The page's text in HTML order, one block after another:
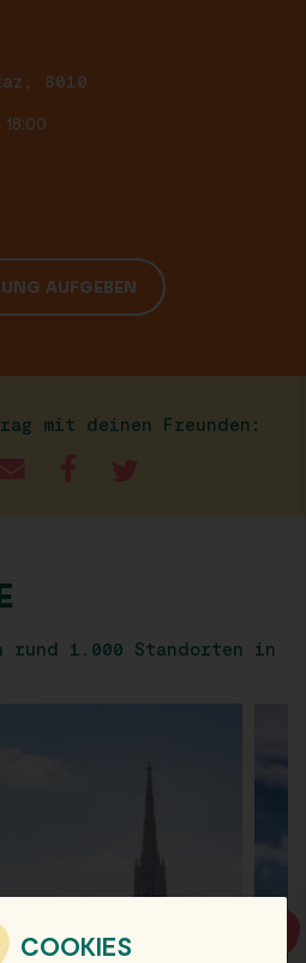
8010
AUFGEBEN
mit deinen Freunden:
rund 1.000 Standorten in
COOKIES